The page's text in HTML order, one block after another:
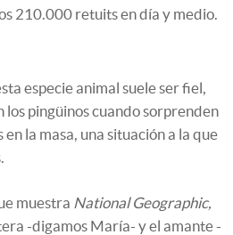
210.000 retuits en día y medio.
especie animal suele ser fiel,
los pingüinos cuando sorprenden
en la masa, una situación a la que
muestra National Geographic,
-digamos María- y el amante -